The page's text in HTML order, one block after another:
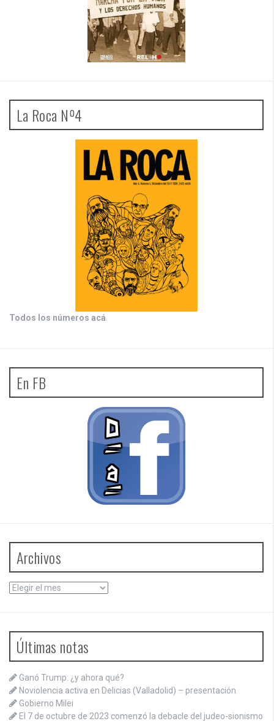
La Roca Nº4
Todos los números acá
En FB
Archivos
Archivos
Últimas notas
Ganó Trump: ¿y ahora qué?
Noviolencia activa en Delicias (Valladolid) – presentación
Gobierno Milei
El 7 de octubre de 2023 comenzó la debacle del judeo-sionismo